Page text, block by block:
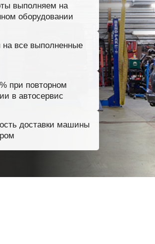
выполняем на
оборудовании
на все выполненные
при повторном
в автосервис
доставки машины